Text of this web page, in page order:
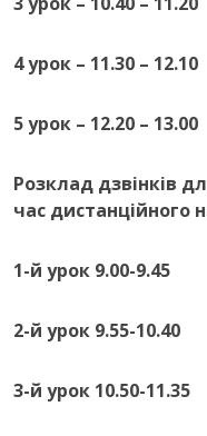
4 урок – 11.30 – 12.10
5 урок – 12.20 – 13.00
Розклад дзвінків
час дистанційного
1-й урок 9.00-9.45
2-й урок 9.55-10.40
3-й урок 10.50-11.35